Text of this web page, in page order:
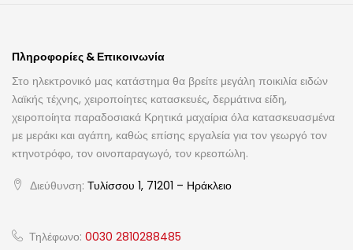
Πληροφορίες & Επικοινωνία
Στο ηλεκτρονικό μας κατάστημα θα βρείτε μεγάλη ποικιλία ειδών
λαϊκής τέχνης, χειροποίητες κατασκευές, δερμάτινα είδη,
χειροποίητα παραδοσιακά Κρητικά μαχαίρια όλα κατασκευασμένα
με μεράκι και αγάπη, καθώς επίσης εργαλεία για τον γεωργό τον
κτηνοτρόφο, τον οινοπαραγωγό, τον κρεοπώλη.
Διεύθυνση: Τυλίσσου 1, 71201 – Ηράκλειο
Τηλέφωνο: 0030 2810288485